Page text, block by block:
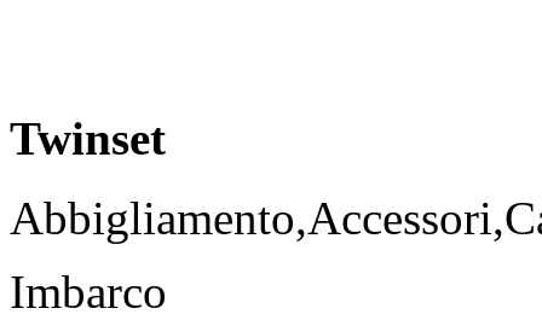
Twinset
Imbarco